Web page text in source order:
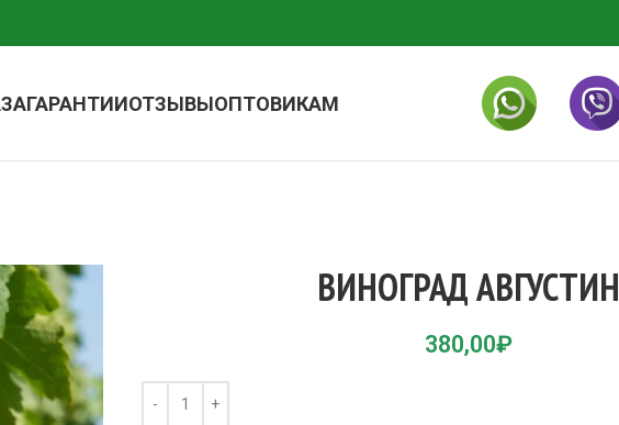
ГАРАНТИИОТЗЫВЫОПТОВИКАМ
ВИНОГРАД АВГУСТИН
380,00₽